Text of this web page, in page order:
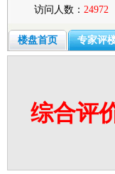
访问人数： 24972
楼盘首页 专家评
综合评